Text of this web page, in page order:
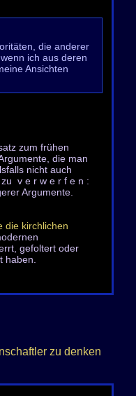
die anderer
ich aus deren
Ansichten
zum frühen
die man
nicht auch
v e r w e r f e n :
Argumente.
die kirchlichen
gefoltert oder
haben.
zu denken